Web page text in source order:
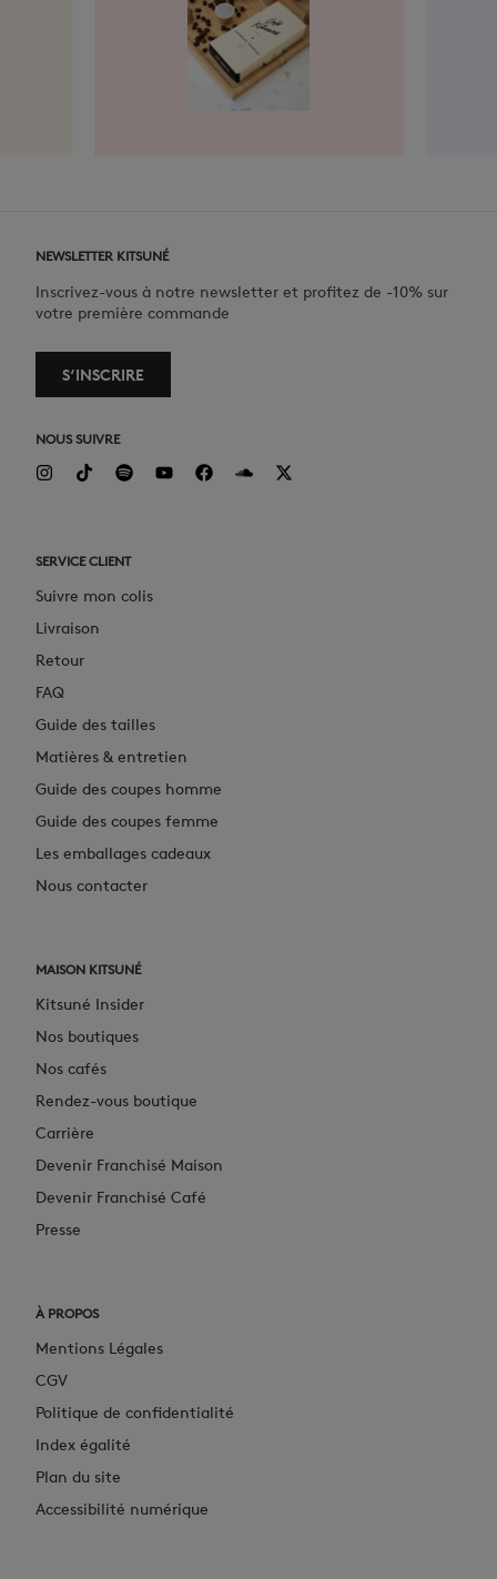
NEWSLETTER KITSUNÉ
Inscrivez-vous à notre newsletter et profitez de -10% sur
votre première commande
S‘INSCRIRE
NOUS SUIVRE
SERVICE CLIENT
Suivre mon colis
Livraison
Retour
FAQ
Guide des tailles
Matières & entretien
Guide des coupes homme
Guide des coupes femme
Les emballages cadeaux
Nous contacter
MAISON KITSUNÉ
Kitsuné Insider
Nos boutiques
Nos cafés
Rendez-vous boutique
Carrière
Devenir Franchisé Maison
Devenir Franchisé Café
Presse
À PROPOS
Mentions Légales
CGV
Politique de confidentialité
Index égalité
Plan du site
Accessibilité numérique